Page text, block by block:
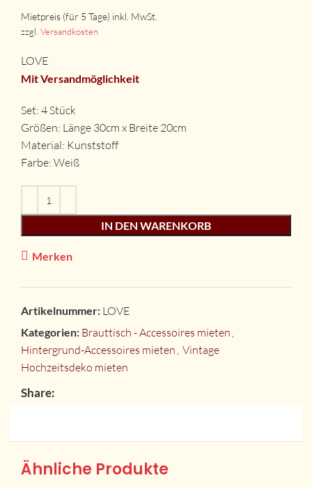
zzgl. Versandkosten
LOVE
Mit Versandmöglichkeit
Set: 4 Stück
Größen: Länge 30cm x Breite 20cm
Material: Kunststoff
Farbe: Weiß
IN DEN WARENKORB
Merken
Artikelnummer: LOVE
Kategorien: Brauttisch - Accessoires mieten ,
Hintergrund-Accessoires mieten , Vintage
Hochzeitsdeko mieten
Share:
Ähnliche Produkte